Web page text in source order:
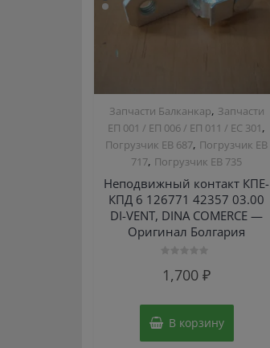
Запчасти Балканкар, Запчасти
ЕП 001 / ЕП 006 / ЕП 011 / ЕС 301,
Погрузчик ЕВ 687, Погрузчик ЕВ
717, Погрузчик ЕВ 735
Неподвижный контакт КПЕ-
КПД 6 126771 42357 03.00
DI-VENT, DINA COMERCE —
Оригинал Болгария
01,700 ₽
В корзину